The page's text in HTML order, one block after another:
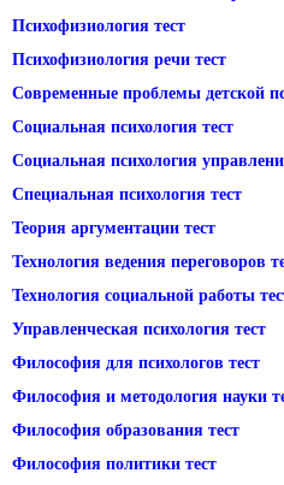
Психофизиология тест
Психофизиология речи тест
Современные проблемы детской
Социальная психология тест
Социальная психология
Специальная психология тест
Теория аргументации тест
Технология ведения переговоров
Технология социальной работы
Управленческая психология тест
Философия для психологов тест
Философия и методология науки
Философия образования тест
Философия политики тест